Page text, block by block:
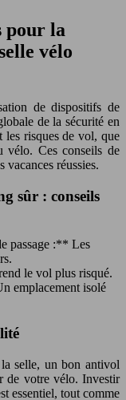
pour la
vélo
de dispositifs de
de la sécurité en
les risques de vol, que
vélo. Ces conseils de
vacances réussies.
sûr : conseils
passage :** Les
le vol plus risqué.
emplacement isolé
selle, un bon antivol
de votre vélo. Investir
essentiel, tout comme